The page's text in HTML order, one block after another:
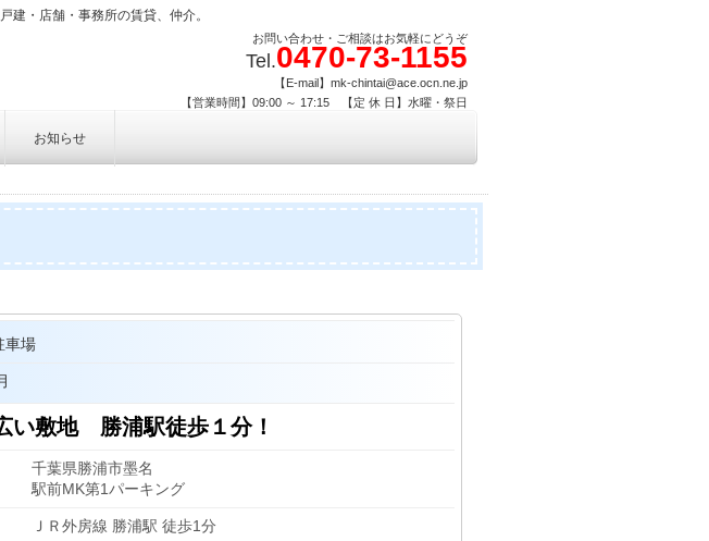
建・店舗・事務所の賃貸、仲介。
お問い合わせ・ご相談はお気軽にどうぞ
Tel.0470-73-1155
【E-mail】mk-chintai@ace.ocn.ne.jp
【営業時間】09:00 ～ 17:15 【定 休 日】水曜・祭日
せ
お知らせ
車場
敷地 勝浦駅徒歩１分！
千葉県勝浦市墨名
駅前MK第1パーキング
ＪＲ外房線 勝浦駅 徒歩1分